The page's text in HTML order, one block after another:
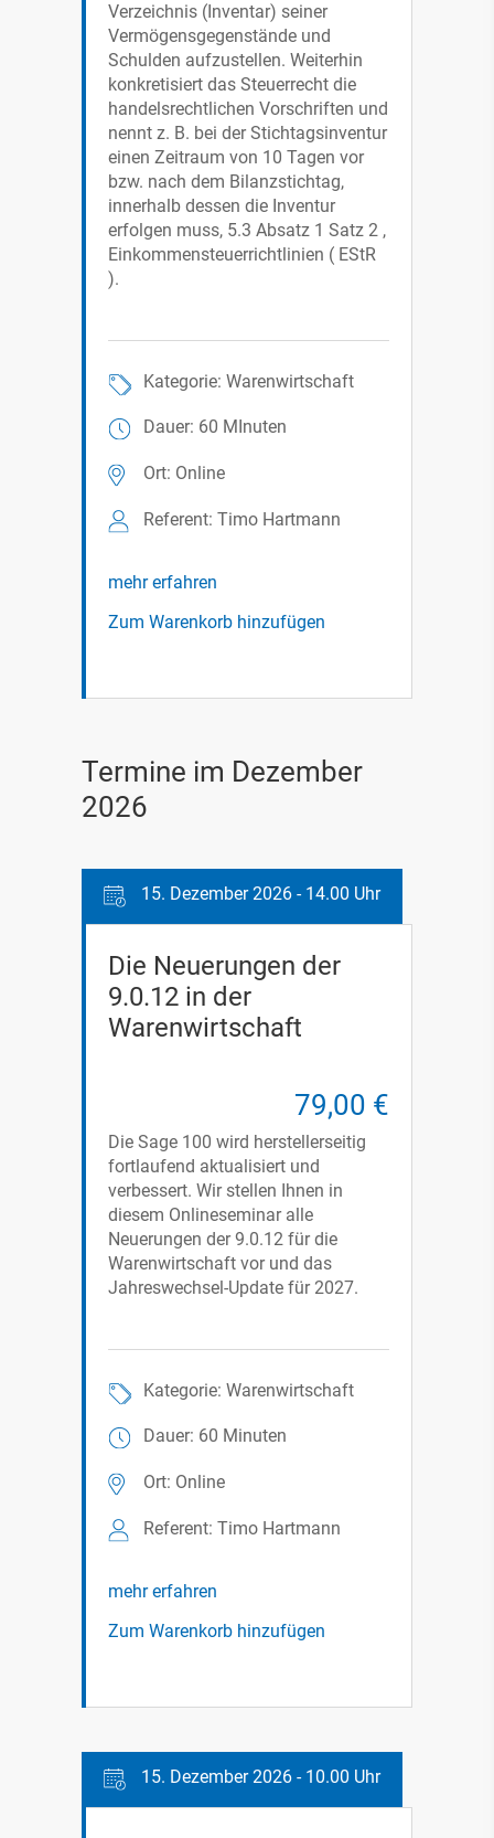
Verzeichnis (Inventar) seiner
Vermögensgegenstände und
Schulden aufzustellen. Weiterhin
konkretisiert das Steuerrecht die
handelsrechtlichen Vorschriften und
nennt z. B. bei der Stichtagsinventur
einen Zeitraum von 10 Tagen vor
bzw. nach dem Bilanzstichtag,
innerhalb dessen die Inventur
erfolgen muss, 5.3 Absatz 1 Satz 2 ,
Einkommensteuerrichtlinien ( EStR
).
Kategorie: Warenwirtschaft
Dauer: 60 MInuten
Ort: Online
Referent: Timo Hartmann
mehr erfahren
Zum Warenkorb hinzufügen
Termine im Dezember
2026
15. Dezember 2026 - 14.00 Uhr
Die Neuerungen der
9.0.12 in der
Warenwirtschaft
79,00 €
Die Sage 100 wird herstellerseitig
fortlaufend aktualisiert und
verbessert. Wir stellen Ihnen in
diesem Onlineseminar alle
Neuerungen der 9.0.12 für die
Warenwirtschaft vor und das
Jahreswechsel-Update für 2027.
Kategorie: Warenwirtschaft
Dauer: 60 Minuten
Ort: Online
Referent: Timo Hartmann
mehr erfahren
Zum Warenkorb hinzufügen
15. Dezember 2026 - 10.00 Uhr